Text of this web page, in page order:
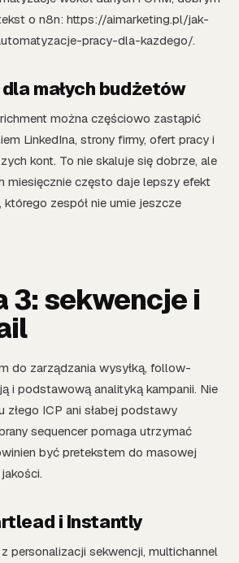
o n8n: https://aimarketing.pl/jak-
pracy-dla-kazdego/.
małych budżetów
można częściowo zastąpić
LinkedIna, strony firmy, ofert pracy i
kont. To nie skaluje się dobrze, ale
miesięcznie często daje lepszy efekt
którego zespół nie umie jeszcze
3: sekwencje i
do zarządzania wysyłką, follow-
i podstawową analityką kampanii. Nie
złego ICP ani słabej podstawy
sequencer pomaga utrzymać
być pretekstem do masowej
i Instantly
personalizacji sekwencji, multichannel